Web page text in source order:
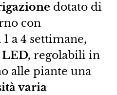
dotato di
con
a 4 settimane,
regolabili in
alle piante una
varia